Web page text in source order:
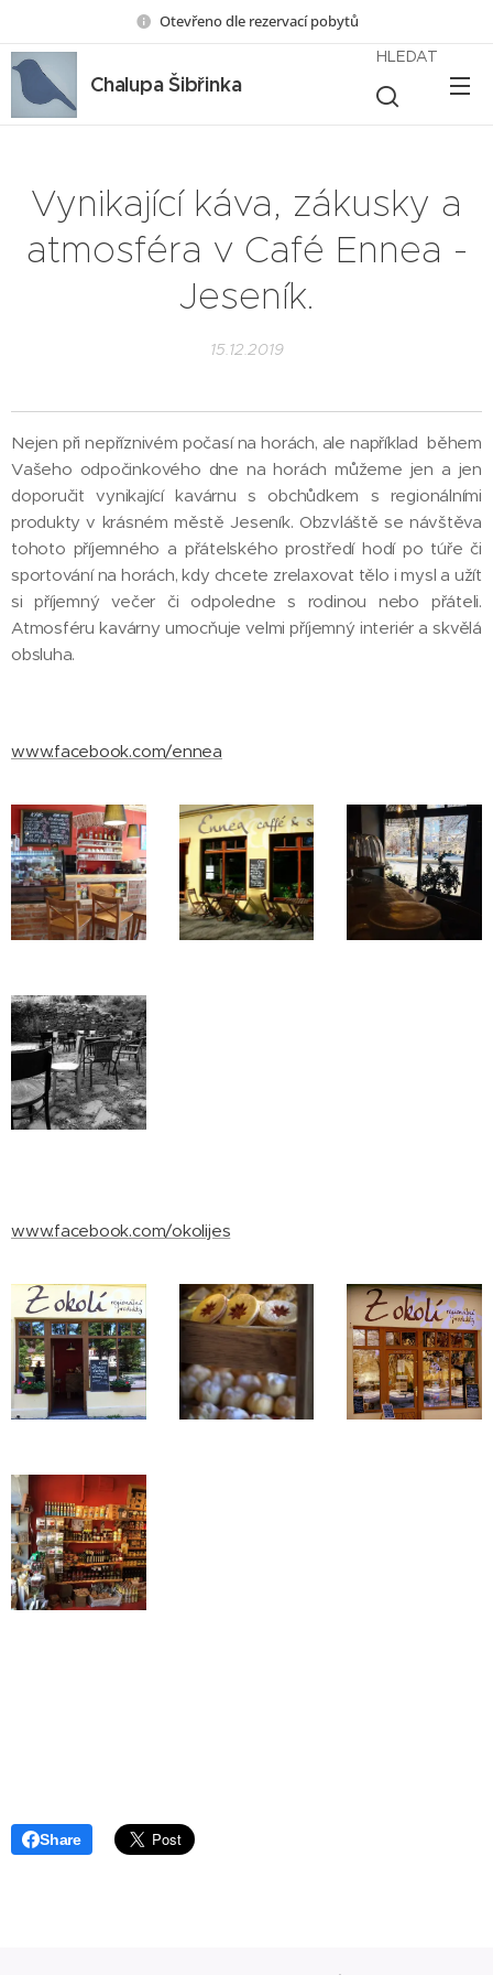
Otevřeno dle rezervací pobytů
Chalupa Šibřinka
HLEDAT
Vynikající káva, zákusky a
atmosféra v Café Ennea -
Jeseník.
15.12.2019
Nejen při nepříznivém počasí na horách, ale například během
Vašeho odpočinkového dne na horách můžeme jen a jen
doporučit vynikající kavárnu s obchůdkem s regionálními
produkty v krásném městě Jeseník. Obzvláště se návštěva
tohoto příjemného a přátelského prostředí hodí po túře či
sportování na horách, kdy chcete zrelaxovat tělo i mysl a užít
si příjemný večer či odpoledne s rodinou nebo přáteli.
Atmosféru kavárny umocňuje velmi příjemný interiér a skvělá
obsluha.
www.facebook.com/ennea
www.facebook.com/okolijes
Share